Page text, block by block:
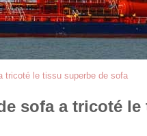
tricoté le tissu superbe de sofa
sofa a tricoté